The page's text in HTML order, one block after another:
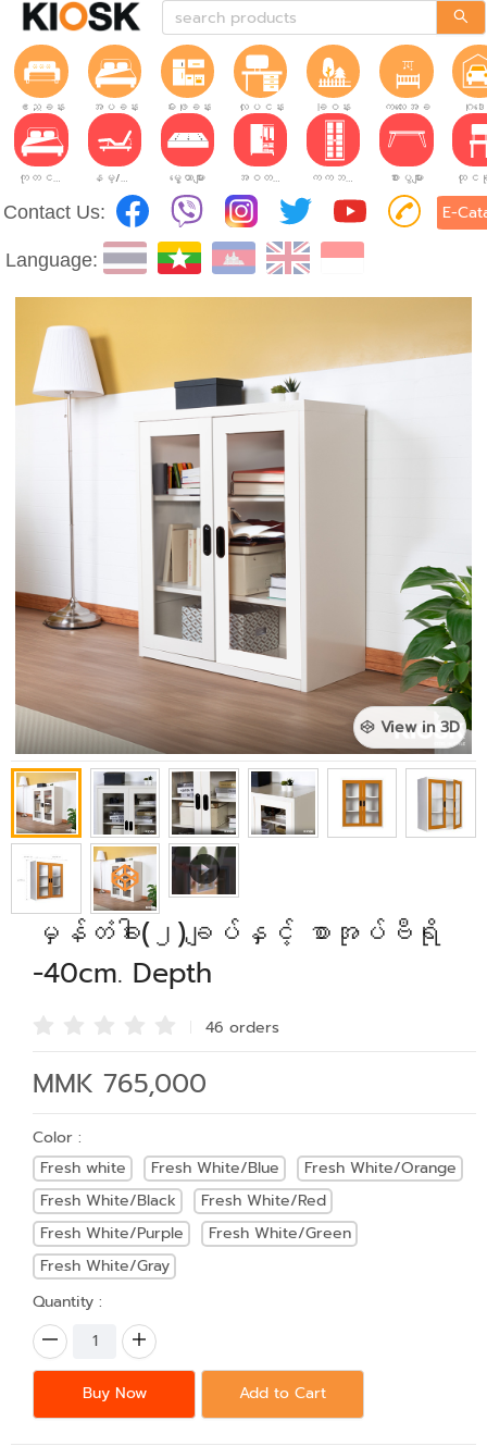
ဧည့်ခန်း အိပ်ခန်း မီးဖိုခန်း လုပ်ငန်းခွင် ခြံဝန်း ကလေးအခန်း ဂိုဒ
ကုတင်များ နိမ့်/မြင့်ချိန်ညှိနိုင်သော ကုတင်များ မွေ့ယာများ အဝတ်အစားဗီဒိုများ ကက်ဘိနက်ဗီဒိုများ စားပွဲများ
Contact Us: E-
Language:
View in 3D
မှန်တံခါး(၂)ချပ်နှင့် စာအုပ်ဗီရို
-40cm. Depth
46 orders
MMK 765,000
Color :
Fresh white
Fresh White/Blue
Fresh White/Orange
Fresh White/Black
Fresh White/Red
Fresh White/Purple
Fresh White/Green
Fresh White/Gray
Quantity :
Buy Now Add to Cart